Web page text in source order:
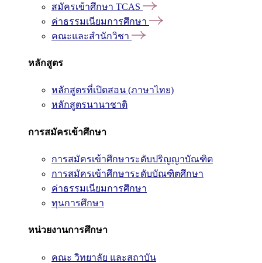
สมัครเข้าศึกษา TCAS
ค่าธรรมเนียมการศึกษา
คณะและสำนักวิชา
หลักสูตร
หลักสูตรที่เปิดสอน (ภาษาไทย)
หลักสูตรนานาชาติ
การสมัครเข้าศึกษา
การสมัครเข้าศึกษาระดับปริญญาบัณฑิต
การสมัครเข้าศึกษาระดับบัณฑิตศึกษา
ค่าธรรมเนียมการศึกษา
ทุนการศึกษา
หน่วยงานการศึกษา
คณะ วิทยาลัย และสถาบัน